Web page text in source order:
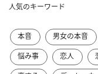
人気のキーワード
本音 男女の本音
悩み事
恋人